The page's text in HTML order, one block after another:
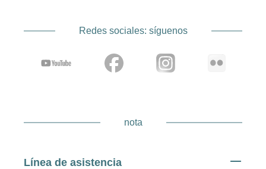
Redes sociales: síguenos
nota
Línea de asistencia